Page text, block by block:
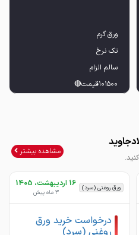
مشاهده بیشتر
ورق روغنی (سرد) 16 اردیبهشت، 1405
3 ماه پیش
درخواست خرید ورق